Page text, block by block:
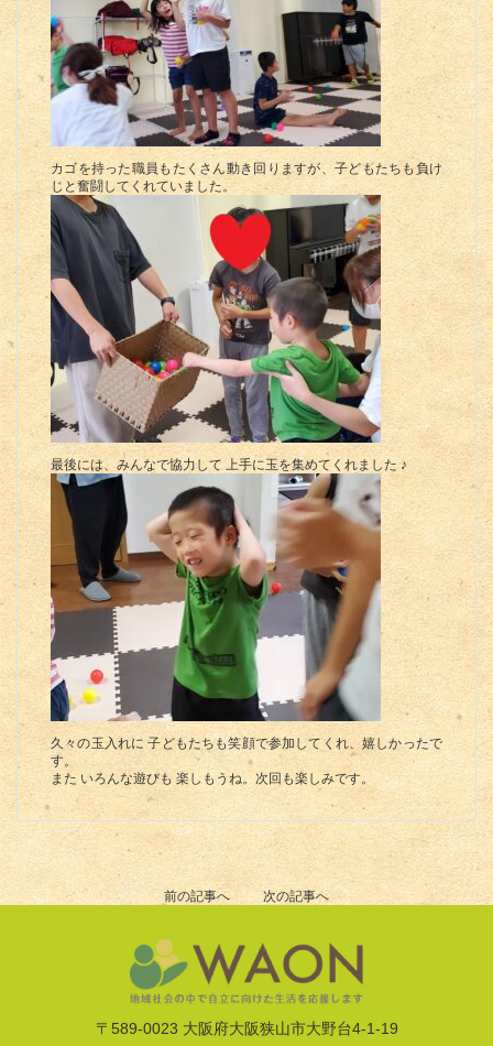
カゴを持った職員もたくさん動き回りますが、子どもたちも負け
じと奮闘してくれていました。
最後には、みんなで協力して 上手に玉を集めてくれました ♪
久々の玉入れに 子どもたちも笑顔で参加してくれ、嬉しかったで
す。
また いろんな遊びも 楽しもうね。次回も楽しみです。
前の記事へ 次の記事へ
〒589-0023 大阪府大阪狭山市大野台4-1-19